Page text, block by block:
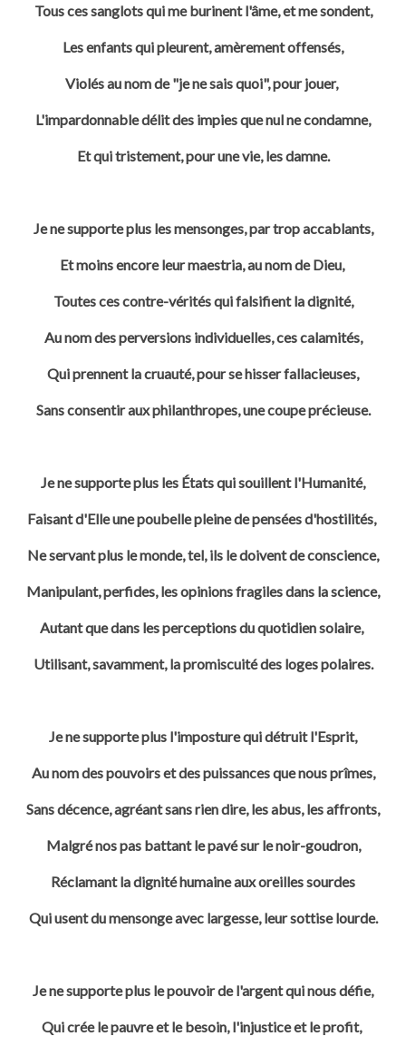
Tous ces sanglots qui me burinent l'âme, et me sondent,
Les enfants qui pleurent, amèrement offensés,
Violés au nom de "je ne sais quoi", pour jouer,
L'impardonnable délit des impies que nul ne condamne,
Et qui tristement, pour une vie, les damne.
Je ne supporte plus les mensonges, par trop accablants,
Et moins encore leur maestria, au nom de Dieu,
Toutes ces contre-vérités qui falsifient la dignité,
Au nom des perversions individuelles, ces calamités,
Qui prennent la cruauté, pour se hisser fallacieuses,
Sans consentir aux philanthropes, une coupe précieuse.
Je ne supporte plus les États qui souillent l'Humanité,
Faisant d'Elle une poubelle pleine de pensées d'hostilités,
Ne servant plus le monde, tel, ils le doivent de conscience,
Manipulant, perfides, les opinions fragiles dans la science,
Autant que dans les perceptions du quotidien solaire,
Utilisant, savamment, la promiscuité des loges polaires.
Je ne supporte plus l'imposture qui détruit l'Esprit,
Au nom des pouvoirs et des puissances que nous prîmes,
Sans décence, agréant sans rien dire, les abus, les affronts,
Malgré nos pas battant le pavé sur le noir-goudron,
Réclamant la dignité humaine aux oreilles sourdes
Qui usent du mensonge avec largesse, leur sottise lourde.
Je ne supporte plus le pouvoir de l'argent qui nous défie,
Qui crée le pauvre et le besoin, l'injustice et le profit,